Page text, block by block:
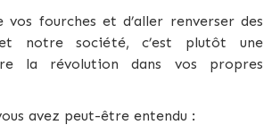
fourches et d’aller renverser des
et notre société, c’est plutôt une
la révolution dans vos propres
avez peut-être entendu :